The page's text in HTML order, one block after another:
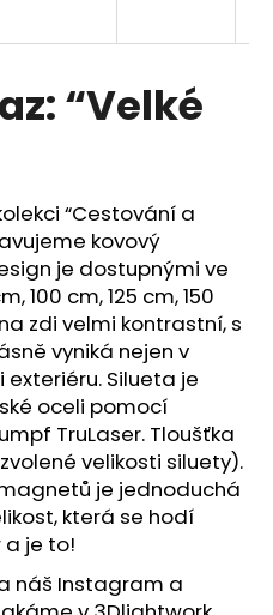
“Velké
“Cestování a
kovový
je dostupnými ve
100 cm, 125 cm, 150
zdi velmi kontrastní, s
vyniká nejen v
Silueta je
oceli pomocí
TruLaser. Tloušťka
velikosti siluety).
je jednoduchá
která se hodí
a je to!
náš Instagram a